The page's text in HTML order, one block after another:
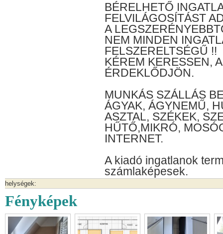
BÉRELHETŐ
FELVILÁGOSÍTÁST
A
NEM MINDEN
FELSZERELTSÉGŰ !!
KÉREM KERESSEN,
ÉRDEKLŐDJÖN.
MUNKÁS SZÁLLÁS
ÁGYAK, ÁGYNEMŰ,
ASZTAL, SZÉKEK,
HŰTŐ,MIKRÓ,
INTERNET.
A kiadó ingatlanok
számlaképesek.
helységek:
Fényképek